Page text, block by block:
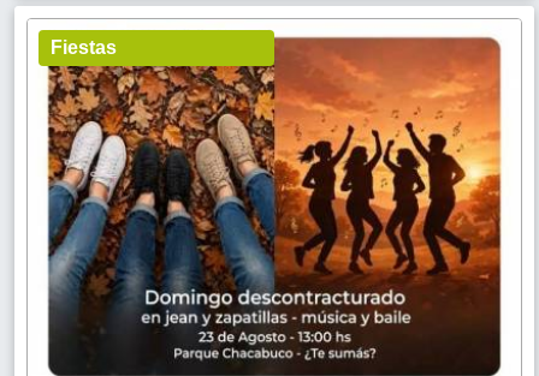
Fiestas